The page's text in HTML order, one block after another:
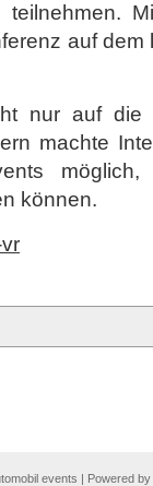
teilnehmen.
auf
nur auf die
machte
können.
events | Powered by